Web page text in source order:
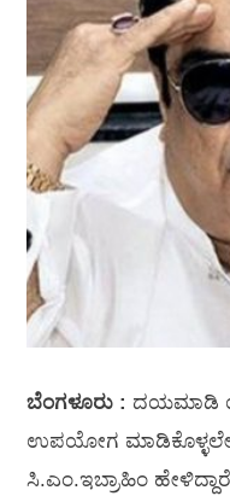
ಬೆಂಗಳೂರು : ದಯಮಾಡಿ
ಉಪಯೋಗ
ಸಿ.ಎಂ.ಇಬ್ರಾಹಿಂ